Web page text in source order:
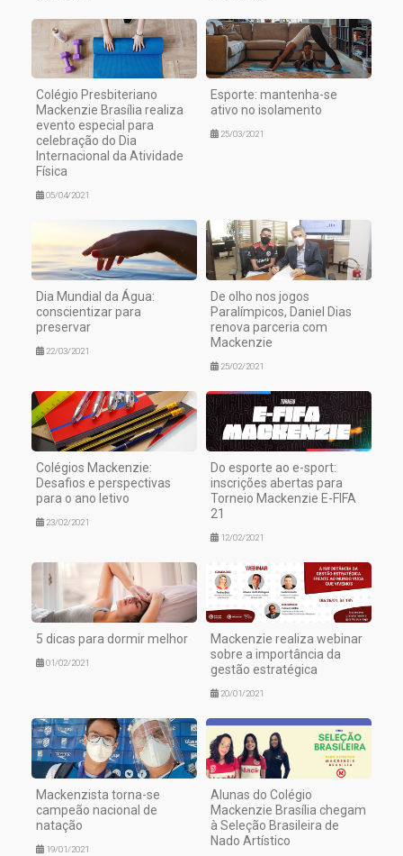
Colégio Presbiteriano
Mackenzie Brasília realiza
evento especial para
celebração do Dia
Internacional da Atividade
Física
05/04/2021
Esporte: mantenha-se
ativo no isolamento
25/03/2021
Dia Mundial da Água:
conscientizar para
preservar
22/03/2021
De olho nos jogos
Paralímpicos, Daniel Dias
renova parceria com
Mackenzie
25/02/2021
Colégios Mackenzie:
Desafios e perspectivas
para o ano letivo
23/02/2021
Do esporte ao e-sport:
inscrições abertas para
Torneio Mackenzie E-FIFA
21
12/02/2021
5 dicas para dormir melhor
01/02/2021
Mackenzie realiza webinar
sobre a importância da
gestão estratégica
20/01/2021
Mackenzista torna-se
campeão nacional de
natação
19/01/2021
Alunas do Colégio
Mackenzie Brasília chegam
à Seleção Brasileira de
Nado Artístico